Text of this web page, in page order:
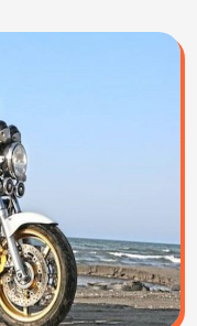
e outros. Nesse
sujeitos a
O motor
uma…